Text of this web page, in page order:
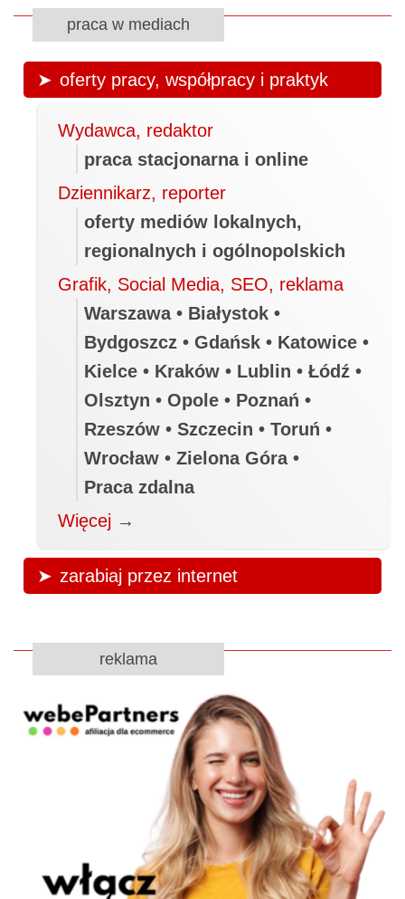
praca w mediach
oferty pracy, współpracy i praktyk
Wydawca, redaktor
praca stacjonarna i online
Dziennikarz, reporter
oferty mediów lokalnych,
regionalnych i ogólnopolskich
Grafik, Social Media, SEO, reklama
Warszawa • Białystok •
Bydgoszcz • Gdańsk • Katowice •
Kielce • Kraków • Lublin • Łódź •
Olsztyn • Opole • Poznań •
Rzeszów • Szczecin • Toruń •
Wrocław • Zielona Góra •
Praca zdalna
Więcej →
zarabiaj przez internet
reklama